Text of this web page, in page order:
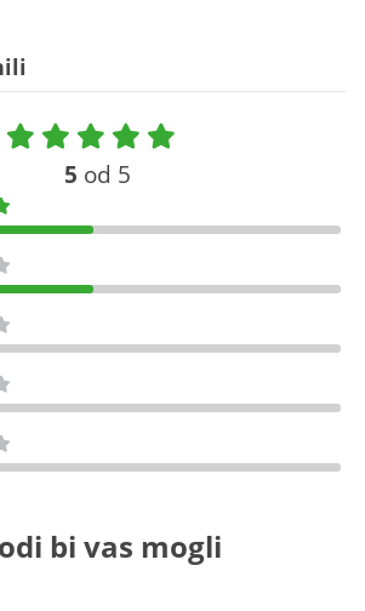
5 od 5
bi vas mogli